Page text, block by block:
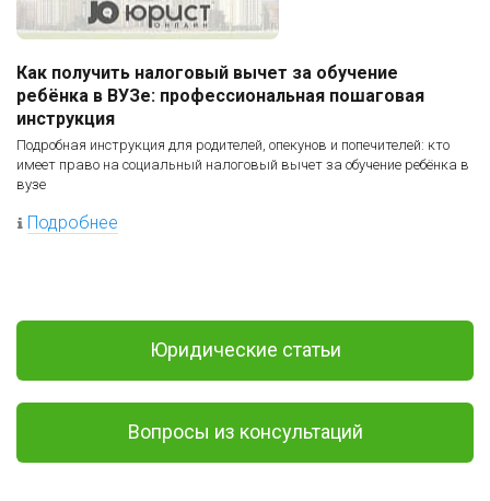
Как получить налоговый вычет за обучение
ребёнка в ВУЗе: профессиональная пошаговая
инструкция
Подробная инструкция для родителей, опекунов и попечителей: кто
имеет право на социальный налоговый вычет за обучение ребёнка в
вузе
Подробнее
Юридические статьи
Вопросы из консультаций